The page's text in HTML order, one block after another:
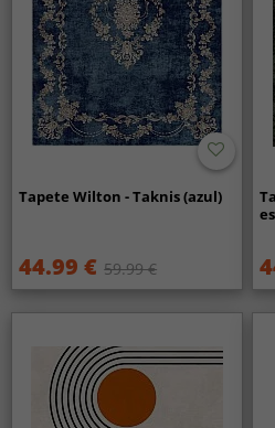
Tapete Wilton - Taknis (azul)
44.99 € 59.99 €